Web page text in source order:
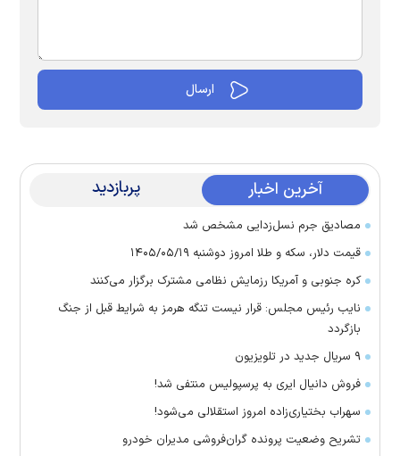
آخرین اخبار پربازدید
مصادیق جرم نسل‌زدایی مشخص شد
قیمت دلار، سکه و طلا امروز دوشنبه ۱۴۰۵/۰۵/۱۹
کره جنوبی و آمریکا رزمایش نظامی مشترک برگزار می‌کنند
نایب رئیس مجلس: قرار نیست تنگه هرمز به شرایط قبل از جنگ
بازگردد
۹ سریال جدید در تلویزیون
فروش دانیال ایری به پرسپولیس منتفی شد!
سهراب بختیاری‌زاده امروز استقلالی می‌شود!
تشریح وضعیت پرونده گران‌فروشی مدیران خودرو